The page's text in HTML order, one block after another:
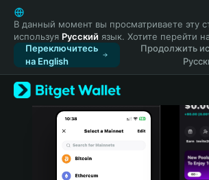
English
日本語
Tiếng Việt
Русский
Español (Latinoamérica)
Türkçe
Italiano
В данный момент вы просматриваете эту
используя Русский язык. Хотите перейти
Переключитесь
на English
Продолжить